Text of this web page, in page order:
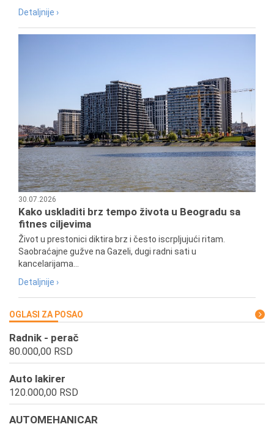
Detaljnije ›
30.07.2026
Kako uskladiti brz tempo života u Beogradu sa
fitnes ciljevima
Život u prestonici diktira brz i često iscrpljujući ritam.
Saobraćajne gužve na Gazeli, dugi radni sati u
kancelarijama...
Detaljnije ›
OGLASI ZA POSAO
Radnik - perač
80.000,00 RSD
Auto lakirer
120.000,00 RSD
AUTOMEHANICAR